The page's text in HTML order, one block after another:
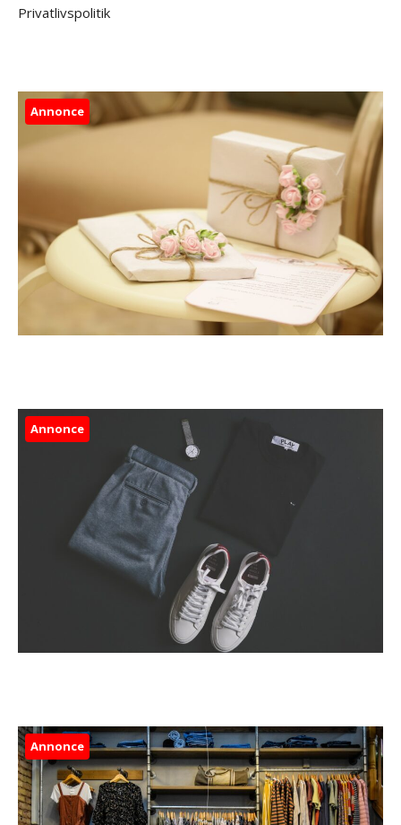
Privatlivspolitik
Annonce
Annonce
Annonce